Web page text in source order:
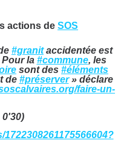
actions de SOS
#granitaccidentée est
la #commune, les
sont des #éléments
de #préserver» déclare
faire-un-